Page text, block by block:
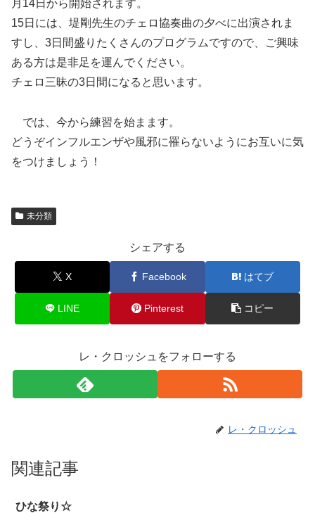
月14日から開始されます。
15日には、堤剛先生のチェロ協奏曲の夕べに出演されま
すし、3日間盛りたくさんのプログラムですので、ご興味
ある方は是非足を運んでください。
チェロ三昧の3日間になると思います。
では、今から練習を始まます。
どうぞインフルエンザや風邪に罹らないようにお互いに気
をつけましょう！
未分類
シェアする
X Facebook はてブ
LINE Pinterest コピー
レ・クロッシュをフォローする
レ・クロッシュ
関連記事
ひな祭り☆